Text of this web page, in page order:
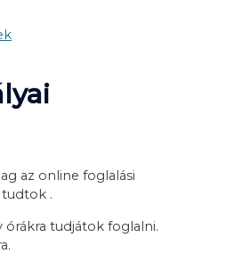
az online foglalási
.
órákra tudjátok foglalni.